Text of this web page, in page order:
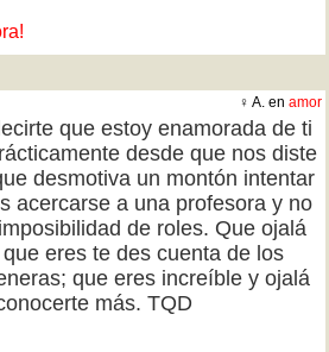
♀ A. en amor
que estoy enamorada de ti
desde que nos diste
desmotiva un montón intentar
acercarse a una profesora y no
de roles. Que ojalá
eres te des cuenta de los
que eres increíble y ojalá
más. TQD